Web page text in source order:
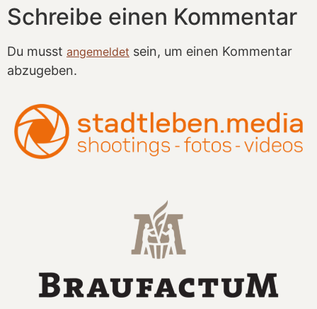
Schreibe einen Kommentar
Du musst angemeldet sein, um einen Kommentar
abzugeben.